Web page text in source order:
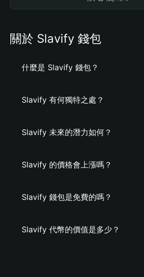
關於 Slavify 錢包
什麼是 Slavify 錢包？
Slavify 有何獨特之處？
Slavify 未來的潛力如何？
Slavify 的價格會上漲嗎？
Slavify 錢包是免費的嗎？
Slavify 代幣的價值是多少？